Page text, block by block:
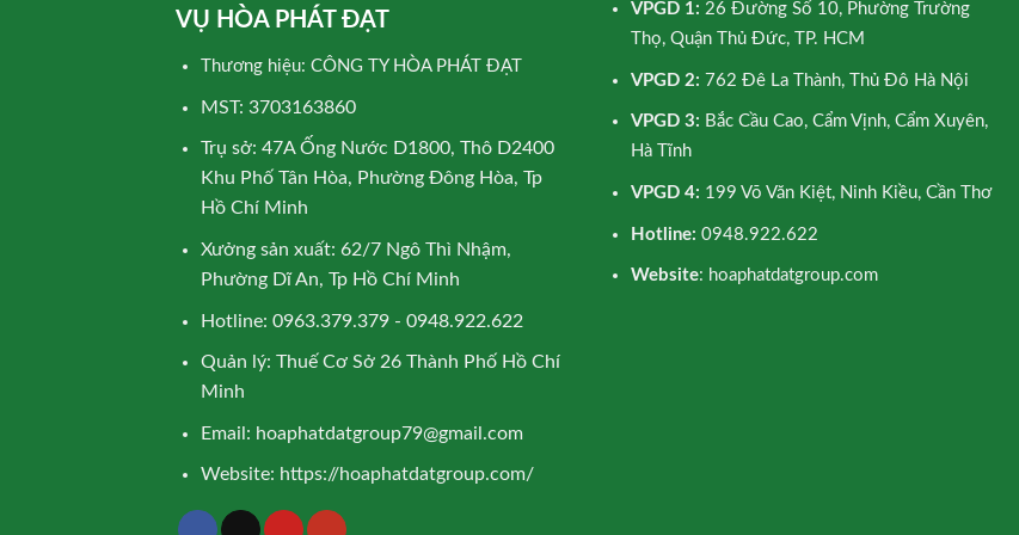
VỤ HÒA PHÁT ĐẠT
Thương hiệu: CÔNG TY HÒA PHÁT ĐẠT
MST: 3703163860
Trụ sở: 47A Ống Nước D1800, Thô D2400
Khu Phố Tân Hòa, Phường Đông Hòa, Tp
Hồ Chí Minh
Xưởng sản xuất: 62/7 Ngô Thì Nhậm,
Phường Dĩ An, Tp Hồ Chí Minh
Hotline: 0963.379.379 - 0948.922.622
Quản lý: Thuế Cơ Sở 26 Thành Phố Hồ Chí
Minh
Email: hoaphatdatgroup79@gmail.com
Website: https://hoaphatdatgroup.com/
VPGD 1: 26 Đường Số 10, Phường Trường
Thọ, Quận Thủ Đức, TP. HCM
VPGD 2: 762 Đê La Thành, Thủ Đô Hà Nội
VPGD 3: Bắc Cầu Cao, Cẩm Vịnh, Cẩm Xuyên,
Hà Tĩnh
VPGD 4: 199 Võ Văn Kiệt, Ninh Kiều, Cần Thơ
Hotline: 0948.922.622
Website: hoaphatdatgroup.com